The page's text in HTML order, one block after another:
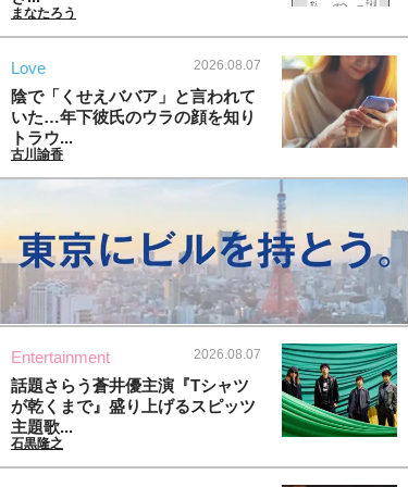
まなたろう
Love 2026.08.07
陰で「くせえババア」と言われて
いた…年下彼氏のウラの顔を知り
トラウ...
古川諭香
Entertainment 2026.08.07
話題さらう蒼井優主演『Tシャツ
が乾くまで』盛り上げるスピッツ
主題歌...
石黒隆之